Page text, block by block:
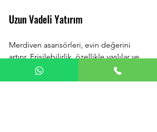
Uzun Vadeli Yatırım
Merdiven asansörleri, evin değerini
artırır. Erişilebilirlik, özellikle yaşlılar ve
engelliler için önemli bir kriterdir. Bu
nedenle, merdiven asansörü olan bir